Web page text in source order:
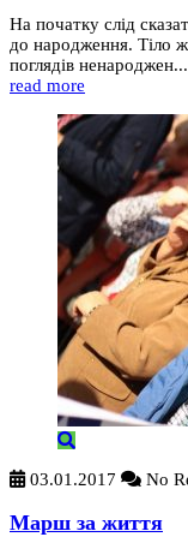
На початку слід
до народження. Тіло
поглядів ненароджен...
read more
03.01.2017 No
Марш за життя